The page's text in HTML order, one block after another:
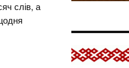
слів, а